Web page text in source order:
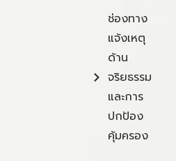
ช่องทาง
แจ้งเหตุ
ด้าน
จริยธรรม
และการ
ปกป้อง
คุ้มครอง